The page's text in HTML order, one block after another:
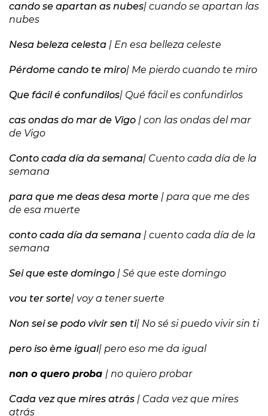
cando se apartan as nubes| cuando se apartan las
nubes
Nesa beleza celesta | En esa belleza celeste
Pérdome cando te miro| Me pierdo cuando te miro
Que fácil é confundilos| Qué fácil es confundirlos
cas ondas do mar de Vigo | con las ondas del mar
de Vigo
Conto cada día da semana| Cuento cada día de la
semana
para que me deas desa morte | para que me des
de esa muerte
conto cada día da semana | cuento cada día de la
semana
Sei que este domingo | Sé que este domingo
vou ter sorte| voy a tener suerte
Non sei se podo vivir sen ti| No sé si puedo vivir sin ti
pero iso ème igual| pero eso me da igual
non o quero proba | no quiero probar
Cada vez que mires atrás | Cada vez que mires
atrás